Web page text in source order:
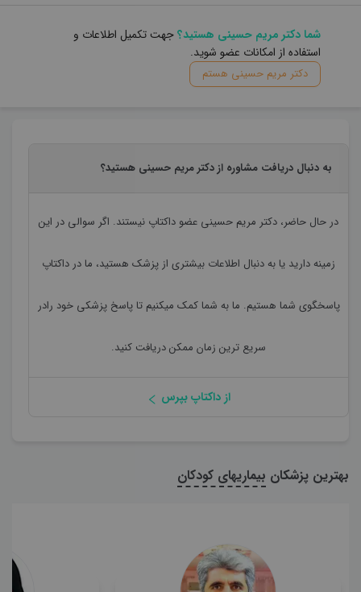
شما دکتر مریم حسینی هستید؟جهت تکمیل اطلاعات و
استفاده از امکانات عضو شوید.
دکتر مریم حسینی هستم
به دنبال دریافت مشاوره از دکتر مریم حسینی هستید؟
در حال حاضر، دکتر مریم حسینی عضو داکتاپ نیستند. اگر سوالی در این
زمینه دارید یا به دنبال اطلاعات بیشتری از پزشک هستید، ما در داکتاپ
پاسخگوی شما هستیم. ما به شما کمک میکنیم تا پاسخ پزشکی خود رادر
سریع ترین زمان ممکن دریافت کنید.
از داکتاپ بپرس
بهترین پزشکان بیماریهای کودکان